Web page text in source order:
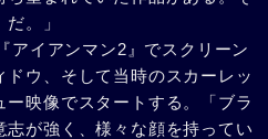
。」
アイアンマン2』でスクリーン
ウ、そして当時のスカーレッ
ー映像でスタートする。「ブラ
志が強く、様々な顔を持ってい